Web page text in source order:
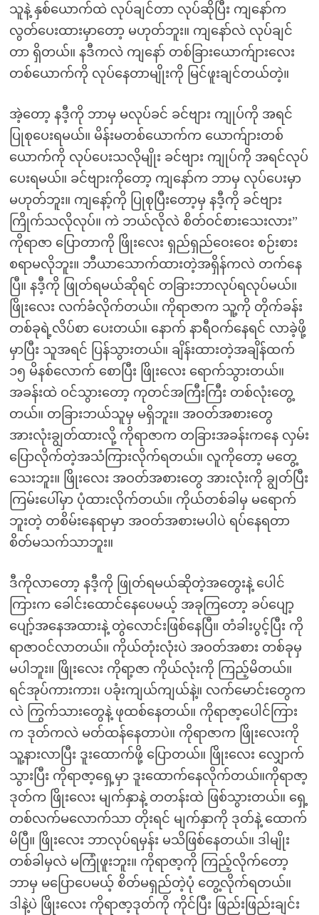
သူနဲ့ နှစ်ယောက်ထဲ လုပ်ချင်တာ လုပ်ဆိုပြီး ကျနော်က
လွတ်ပေးထားမှာတော့ မဟုတ်ဘူး။ ကျနော်လဲ လုပ်ချင်
တာ ရှိတယ်။ နဒီကလဲ ကျနော် တစ်ခြားယောက်ျားလေး
တစ်ယောက်ကို လုပ်နေတာမျိုးကို မြင်ဖူးချင်တယ်တဲ့။
အဲ့တော့ နဒီ့ကို ဘာမှ မလုပ်ခင် ခင်ဗျား ကျုပ်ကို အရင်
ပြုစုပေးရမယ်။ မိန်းမတစ်ယောက်က ယောက်ျားတစ်
ယောက်ကို လုပ်ပေးသလိုမျိုး ခင်ဗျား ကျုပ်ကို အရင်လုပ်
ပေးရမယ်။ ခင်ဗျားကိုတော့ ကျနော်က ဘာမှ လုပ်ပေးမှာ
မဟုတ်ဘူး။ ကျနော့်ကို ပြုစုပြီးတော့မှ နဒီ့ကို ခင်ဗျား
ကြိုက်သလိုလုပ်။ ကဲ ဘယ်လိုလဲ စိတ်ဝင်စားသေးလား”
ကိုရာဇာ ပြောတာကို ဖြိုးလေး ရှည်ရှည်ဝေးဝေး စဉ်းစား
စရာမလိုဘူး။ ဘီယာသောက်ထားတဲ့အရှိန်ကလဲ တက်နေ
ပြီ။ နဒီ့ကို ဖြုတ်ရမယ်ဆိုရင် တခြားဘာလုပ်ရလုပ်မယ်။
ဖြိုးလေး လက်ခံလိုက်တယ်။ ကိုရာဇာက သူ့ကို တိုက်ခန်း
တစ်ခုရဲ့လိပ်စာ ပေးတယ်။ နောက် နာရီဝက်နေရင် လာခဲ့ဖို့
မှာပြီး သူအရင် ပြန်သွားတယ်။ ချိန်းထားတဲ့အချိန်ထက်
၁၅ မိနစ်လောက် စောပြီး ဖြိုးလေး ရောက်သွားတယ်။
အခန်းထဲ ဝင်သွားတော့ ကုတင်အကြီးကြီး တစ်လုံးတွေ့
တယ်။ တခြားဘယ်သူမှ မရှိဘူး။ အဝတ်အစားတွေ
အားလုံးချွတ်ထားလို့ ကိုရာဇာက တခြားအခန်းကနေ လှမ်း
ပြောလိုက်တဲ့အသံကြားလိုက်ရတယ်။ လူကိုတော့ မတွေ့
သေးဘူး။ ဖြိုးလေး အဝတ်အစားတွေ အားလုံးကို ချွတ်ပြီး
ကြမ်းပေါ်မှာ ပုံထားလိုက်တယ်။ ကိုယ်တစ်ခါမှ မရောက်
ဘူးတဲ့ တစိမ်းနေရာမှာ အဝတ်အစားမပါပဲ ရပ်နေရတာ
စိတ်မသက်သာဘူး။
ဒီကိုလာတော့ နဒီ့ကို ဖြုတ်ရမယ်ဆိုတဲ့အတွေးနဲ့ ပေါင်
ကြားက ခေါင်းထောင်နေပေမယ့် အခုကြတော့ ခပ်ပျော့
ပျော့်အနေအထားနဲ့ တွဲလောင်းဖြစ်နေပြီ။ တံခါးပွင့်ပြီး ကို
ရာဇာဝင်လာတယ်။ ကိုယ်တုံးလုံးပဲ အဝတ်အစား တစ်ခုမှ
မပါဘူး။ ဖြိုးလေး ကိုရာ့ဇာ ကိုယ်လုံးကို ကြည့်မိတယ်။
ရင်အုပ်ကားကား၊ ပခုံးကျယ်ကျယ်နဲ့။ လက်မောင်းတွေက
လဲ ကြွက်သားတွေနဲ့ ဖုထစ်နေတယ်။ ကိုရာဇာ့ပေါင်ကြား
က ဒုတ်ကလဲ မတ်ထန်နေတာပဲ။ ကိုရာဇာက ဖြိုးလေးကို
သူ့နားလာပြီး ဒူးထောက်ဖို့ ပြောတယ်။ ဖြိုးလေး လျှောက်
သွားပြီး ကိုရာဇာ့ရှေ့မှာ ဒူးထောက်နေလိုက်တယ်။ကိုရာဇာ့
ဒုတ်က ဖြိုးလေး မျက်နှာနဲ့ တတန်းထဲ ဖြစ်သွားတယ်။ ရှေ့
တစ်လက်မလောက်သာ တိုးရင် မျက်နှာကို ဒုတ်နဲ့ ထောက်
မိပြီ။ ဖြိုးလေး ဘာလုပ်ရမှန်း မသိဖြစ်နေတယ်။ ဒါမျိုး
တစ်ခါမှလဲ မကြုံဖူးဘူး။ ကိုရာဇာ့ကို ကြည့်လိုက်တော့
ဘာမှ မပြောပေမယ့် စိတ်မရှည်တဲ့ပုံ တွေ့လိုက်ရတယ်။
ဒါနဲ့ပဲ ဖြိုးလေး ကိုရာဇာ့ဒုတ်ကို ကိုင်ပြီး ဖြည်းဖြည်းချင်း